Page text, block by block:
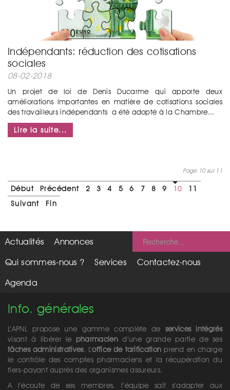
Indépendants: réduction des cotisations
sociales
08-02-2018
Un projet de loi de Denis Ducarme qui apporte deux
améliorations importantes en matière de cotisations sociales
des travailleurs indépendants a été adopté à la Chambre...
Lire la suite...
Page 10 sur 11
Début Précédent 2 3 4 5 6 7 8 9 10
11
Suivant
Fin
Actualités
Annonces
Qui sommes-nous ?
Services
Contactez-nous
Agenda
Info. générales
L’APNL propose une gamme complète de services intégrés
visant à libérer le pharmacien d’une grande partie de ses
tâches administratives. L’office de tarification prend en charge
le contrôle des comptes pharmaciens et la récupération du
tiers-payant auprès des organismes assureurs.
A l’écoute de ses membres, l’équipe sait s’adapter aux